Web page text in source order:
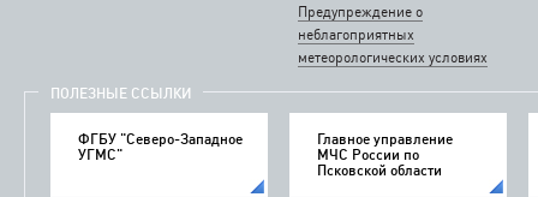
Предупреждение о
неблагоприятных
метеорологических условиях
ПОЛЕЗНЫЕ ССЫЛКИ
ФГБУ "Северо-Западное
УГМС"
Главное управление
МЧС России по
Псковской области